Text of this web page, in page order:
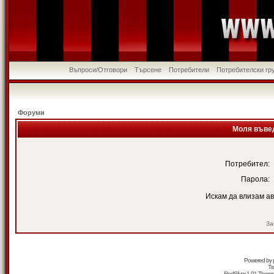
Въпроси/Отговори Търсене Потребители Потребителски
Форуми
Моля
Потребител:
Парола:
Искам да влизам
Powered by